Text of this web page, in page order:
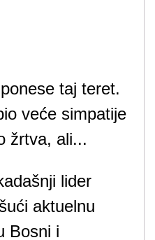
taj teret.
veće simpatije
žrtva, ali...
lider
aktuelnu
Bosni i